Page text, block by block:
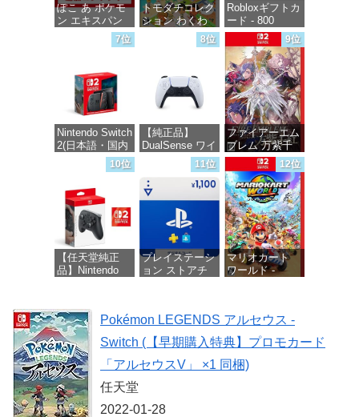
ぽこ あ ポケモ
ン エキスパン
ションパス|オン
ラインコード版
価格：¥4,400
トモダチコレク
ション わくわ
く生活 -Switch
Robloxギフトカ
ード - 800
Robux 【限定バ
ーチャルアイテ
ムを含む】
【オンラインゲ
ームコード】
ロブロックス |
オンラインコー
ド版
価格：¥1,300
7位
Nintendo Switch
2(日本語・国内
8位
【純正品】
DualSense ワイ
ヤレスコントロ
ーラー(CFI-
ZCT2J)
価格：¥10,737
9位
ファイアーエム
ブレム 万紫千
紅 -Switch2
価格：¥8,979
10位
【任天堂純正
品】Nintendo
【Amazon.co.jp
限定特典】
Nintendo Switch
2 ロゴデザイン
ステッカー 同
梱
価格：¥9,980
11位
プレイステーシ
ョン ストアチ
価格：¥1,100
12位
マリオカート
ワールド -
Pokémon LEGENDS アルセウス -
Switch (【早期購入特典】プロモカード
「アルセウスV」 ×1 同梱)
任天堂
2022-01-28